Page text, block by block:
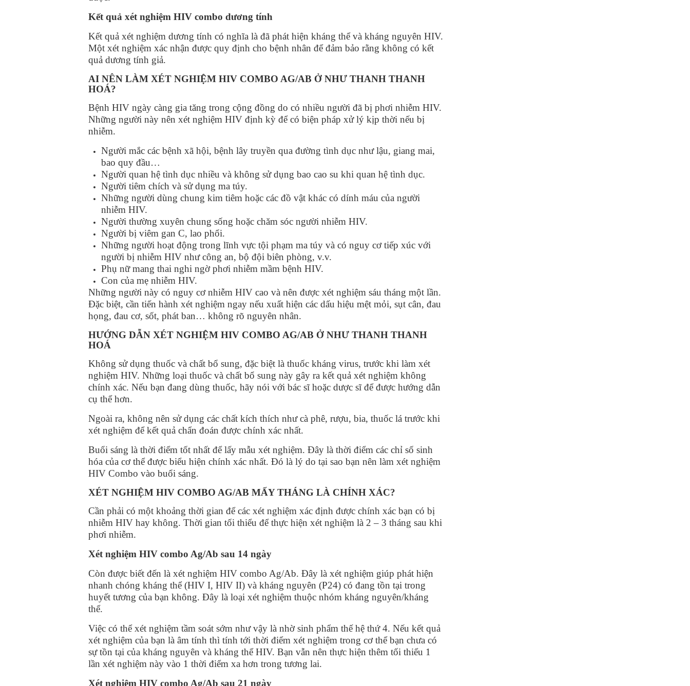
Kết quả xét nghiệm HIV combo dương tính
Kết quả xét nghiệm dương tính có nghĩa là đã phát hiện kháng thể và kháng nguyên HIV.
Một xét nghiệm xác nhận được quy định cho bệnh nhân để đảm bảo rằng không có kết
quả dương tính giả.
AI NÊN LÀM XÉT NGHIỆM HIV COMBO AG/AB Ở NHƯ THANH THANH
HOÁ?
Bệnh HIV ngày càng gia tăng trong cộng đồng do có nhiều người đã bị phơi nhiễm HIV.
Những người này nên xét nghiệm HIV định kỳ để có biện pháp xử lý kịp thời nếu bị
nhiễm.
Người mắc các bệnh xã hội, bệnh lây truyền qua đường tình dục như lậu, giang mai,
bao quy đầu…
Người quan hệ tình dục nhiều và không sử dụng bao cao su khi quan hệ tình dục.
Người tiêm chích và sử dụng ma túy.
Những người dùng chung kim tiêm hoặc các đồ vật khác có dính máu của người
nhiễm HIV.
Người thường xuyên chung sống hoặc chăm sóc người nhiễm HIV.
Người bị viêm gan C, lao phổi.
Những người hoạt động trong lĩnh vực tội phạm ma túy và có nguy cơ tiếp xúc với
người bị nhiễm HIV như công an, bộ đội biên phòng, v.v.
Phụ nữ mang thai nghi ngờ phơi nhiễm mầm bệnh HIV.
Con của mẹ nhiễm HIV.
Những người này có nguy cơ nhiễm HIV cao và nên được xét nghiệm sáu tháng một lần.
Đặc biệt, cần tiến hành xét nghiệm ngay nếu xuất hiện các dấu hiệu mệt mỏi, sụt cân, đau
họng, đau cơ, sốt, phát ban… không rõ nguyên nhân.
HƯỚNG DẪN XÉT NGHIỆM HIV COMBO AG/AB Ở NHƯ THANH THANH
HOÁ
Không sử dụng thuốc và chất bổ sung, đặc biệt là thuốc kháng virus, trước khi làm xét
nghiệm HIV. Những loại thuốc và chất bổ sung này gây ra kết quả xét nghiệm không
chính xác. Nếu bạn đang dùng thuốc, hãy nói với bác sĩ hoặc dược sĩ để được hướng dẫn
cụ thể hơn.
Ngoài ra, không nên sử dụng các chất kích thích như cà phê, rượu, bia, thuốc lá trước khi
xét nghiệm để kết quả chẩn đoán được chính xác nhất.
Buổi sáng là thời điểm tốt nhất để lấy mẫu xét nghiệm. Đây là thời điểm các chỉ số sinh
hóa của cơ thể được biểu hiện chính xác nhất. Đó là lý do tại sao bạn nên làm xét nghiệm
HIV Combo vào buổi sáng.
XÉT NGHIỆM HIV COMBO AG/AB MẤY THÁNG LÀ CHÍNH XÁC?
Cần phải có một khoảng thời gian để các xét nghiệm xác định được chính xác bạn có bị
nhiễm HIV hay không. Thời gian tối thiểu để thực hiện xét nghiệm là 2 – 3 tháng sau khi
phơi nhiễm.
Xét nghiệm HIV combo Ag/Ab sau 14 ngày
Còn được biết đến là xét nghiệm HIV combo Ag/Ab. Đây là xét nghiệm giúp phát hiện
nhanh chóng kháng thể (HIV I, HIV II) và kháng nguyên (P24) có đang tồn tại trong
huyết tương của bạn không. Đây là loại xét nghiệm thuộc nhóm kháng nguyên/kháng
thể.
Việc có thể xét nghiệm tầm soát sớm như vậy là nhờ sinh phẩm thế hệ thứ 4. Nếu kết quả
xét nghiệm của bạn là âm tính thì tính tới thời điểm xét nghiệm trong cơ thể bạn chưa có
sự tồn tại của kháng nguyên và kháng thể HIV. Bạn vẫn nên thực hiện thêm tối thiểu 1
lần xét nghiệm này vào 1 thời điểm xa hơn trong tương lai.
Xét nghiệm HIV combo Ag/Ab sau 21 ngày